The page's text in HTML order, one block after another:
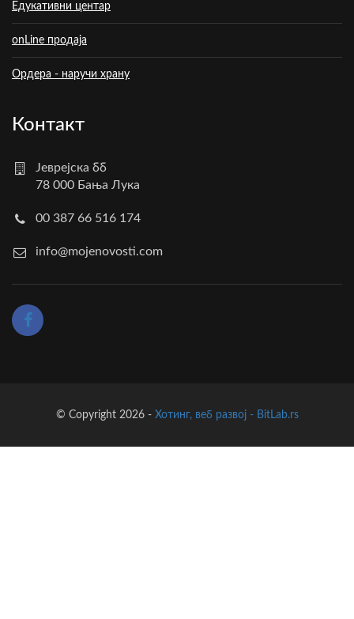
Едукативни центар
onLine продаја
Ордера - наручи храну
Контакт
Јеврејска бб
78 000 Бања Лука
00 387 66 516 174
info@mojenovosti.com
© Copyright 2026 - Хотинг, веб развој - BitLab.rs